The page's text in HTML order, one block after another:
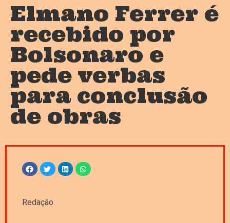
Elmano Ferrer é
recebido por
Bolsonaro e
pede verbas
para conclusão
de obras
Redação